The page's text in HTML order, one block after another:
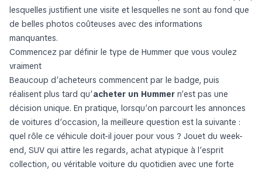
lesquelles justifient une visite et lesquelles ne sont au fond que
de belles photos coûteuses avec des informations
manquantes.
Commencez par définir le type de Hummer que vous voulez
vraiment
Beaucoup d’acheteurs commencent par le badge, puis
réalisent plus tard qu’acheter un Hummer n’est pas une
décision unique. En pratique, lorsqu’on parcourt les annonces
de voitures d’occasion, la meilleure question est la suivante :
quel rôle ce véhicule doit-il jouer pour vous ? Jouet du week-
end, SUV qui attire les regards, achat atypique à l’esprit
collection, ou véritable voiture du quotidien avec une forte